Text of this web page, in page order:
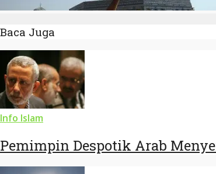
Baca Juga
Info Islam
Pemimpin Despotik Arab